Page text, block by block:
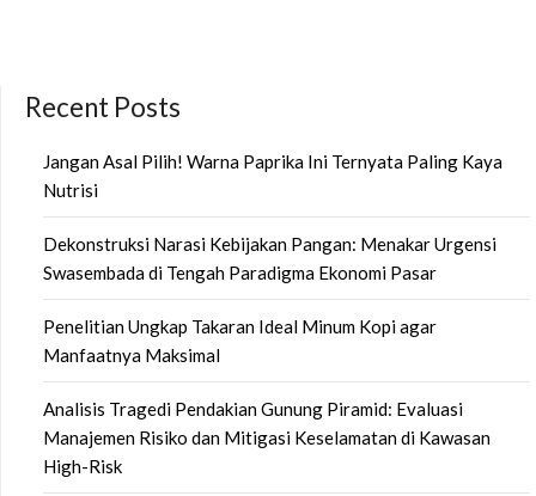
Recent Posts
Jangan Asal Pilih! Warna Paprika Ini Ternyata Paling Kaya
Nutrisi
Dekonstruksi Narasi Kebijakan Pangan: Menakar Urgensi
Swasembada di Tengah Paradigma Ekonomi Pasar
Penelitian Ungkap Takaran Ideal Minum Kopi agar
Manfaatnya Maksimal
Analisis Tragedi Pendakian Gunung Piramid: Evaluasi
Manajemen Risiko dan Mitigasi Keselamatan di Kawasan
High-Risk